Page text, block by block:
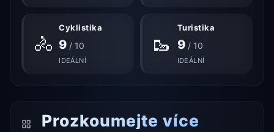
🚴
Cyklistika
9 / 10
IDEÁLNÍ
🥾
Turistika
9/ 10
IDEÁLNÍ
Prozkoumejte více